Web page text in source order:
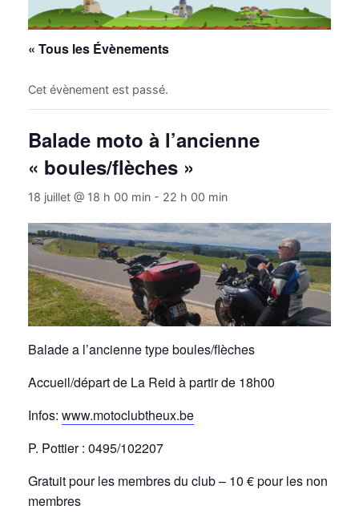
« Tous les Évènements
Cet évènement est passé.
Balade moto à l’ancienne
« boules/flèches »
18 juillet @ 18 h 00 min - 22 h 00 min
Balade a l’ancienne type boules/flèches
Accueil/départ de La Reid à partir de 18h00
Infos: www.motoclubtheux.be
P. Pottier : 0495/102207
Gratuit pour les membres du club – 10 € pour les non
membres